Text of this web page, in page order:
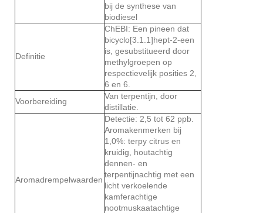
bij de synthese van
biodiesel
Definitie
ChEBI: Een pineen dat
bicyclo[3.1.1]hept-2-een
is, gesubstitueerd door
methylgroepen op
respectievelijk posities 2,
6 en 6.
Voorbereiding
Van terpentijn, door
distillatie.
Aromadrempelwaarden
Detectie: 2,5 tot 62 ppb.
Aromakenmerken bij
1,0%: terpy citrus en
kruidig, houtachtig
dennen- en
terpentijnachtig met een
licht verkoelende
kamferachtige
nootmuskaatachtige